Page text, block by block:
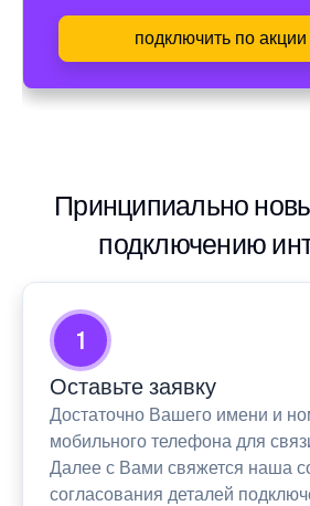
подключить по акции
Принципиально
подключению
1
Оставьте заявку
Достаточно Вашего имени и
мобильного телефона для
Далее с Вами свяжется наша
согласования деталей